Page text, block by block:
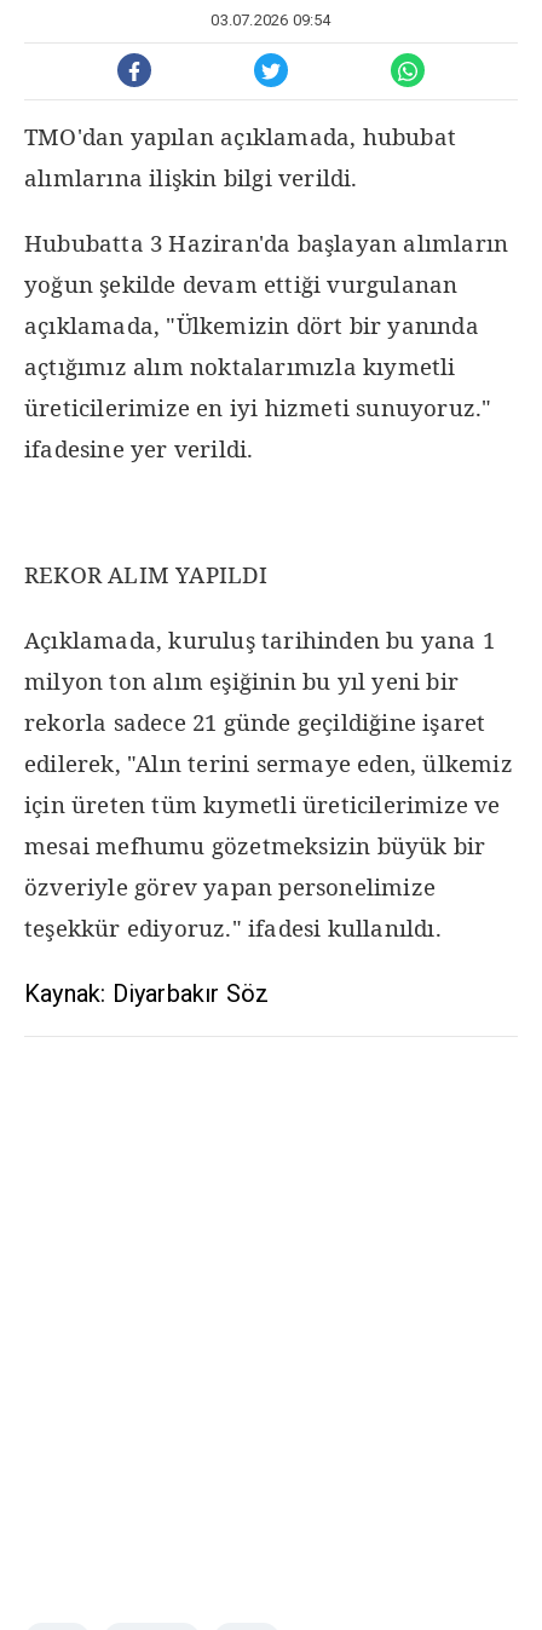
03.07.2026 09:54
TMO'dan yapılan açıklamada, hububat
alımlarına ilişkin bilgi verildi.
Hububatta 3 Haziran'da başlayan alımların
yoğun şekilde devam ettiği vurgulanan
açıklamada, "Ülkemizin dört bir yanında
açtığımız alım noktalarımızla kıymetli
üreticilerimize en iyi hizmeti sunuyoruz."
ifadesine yer verildi.
REKOR ALIM YAPILDI
Açıklamada, kuruluş tarihinden bu yana 1
milyon ton alım eşiğinin bu yıl yeni bir
rekorla sadece 21 günde geçildiğine işaret
edilerek, "Alın terini sermaye eden, ülkemiz
için üreten tüm kıymetli üreticilerimize ve
mesai mefhumu gözetmeksizin büyük bir
özveriyle görev yapan personelimize
teşekkür ediyoruz." ifadesi kullanıldı.
Kaynak: Diyarbakır Söz